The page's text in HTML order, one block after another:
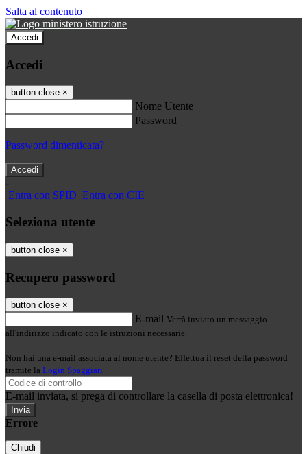
Salta al contenuto
Accedi
Accedi
button close ×
Nome Utente
Password
Password dimenticata?
-
Entra con SPID Entra con CIE
Seleziona utente
button close ×
Recupero password
button close ×
E-mail Verrà inviato un messaggio
all'indirizzo indicato con le istruzioni necessarie.
Non hai una e-mail associata al nome utente? Effettua il reset della password
tramite la Login Spaggiari
E-mail inviata, si prega di controllare la casella di posta elettronica!
Errore
Chiudi